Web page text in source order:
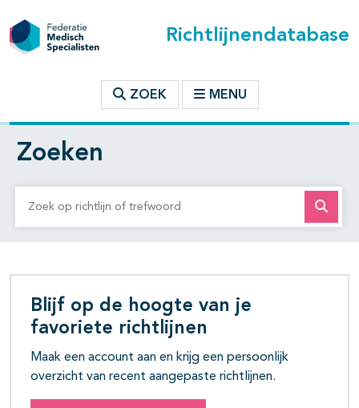
Richtlijnendatabase
ZOEK MENU
Zoeken
Blijf op de hoogte van je
favoriete richtlijnen
Maak een account aan en krijg een persoonlijk
overzicht van recent aangepaste richtlijnen.